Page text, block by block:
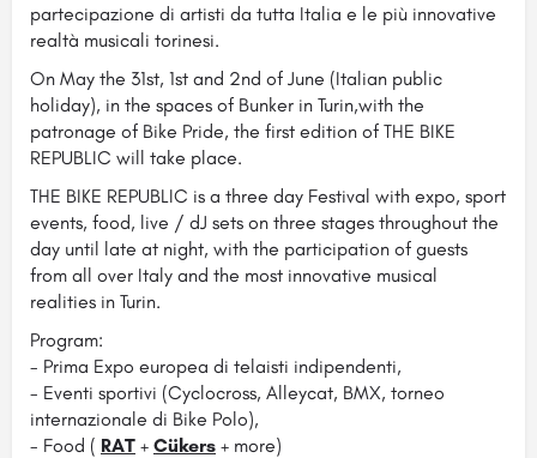
partecipazione di artisti da tutta Italia e le più innovative
realtà musicali torinesi.
On May the 31st, 1st and 2nd of June (Italian public
holiday), in the spaces of Bunker in Turin,with the
patronage of Bike Pride, the first edition of THE BIKE
REPUBLIC will take place.
THE BIKE REPUBLIC is a three day Festival with expo, sport
events, food, live / dJ sets on three stages throughout the
day until late at night, with the participation of guests
from all over Italy and the most innovative musical
realities in Turin.
Program:
- Prima Expo europea di telaisti indipendenti,
- Eventi sportivi (Cyclocross, Alleycat, BMX, torneo
internazionale di Bike Polo),
- Food ( RAT + Cükers + more)